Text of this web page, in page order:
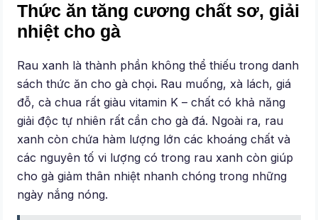
Thức ăn tăng cương chất sơ, giải
nhiệt cho gà
Rau xanh là thành phần không thể thiếu trong danh
sách thức ăn cho gà chọi. Rau muống, xà lách, giá
đỗ, cà chua rất giàu vitamin K – chất có khả năng
giải độc tự nhiên rất cần cho gà đá. Ngoài ra, rau
xanh còn chứa hàm lượng lớn các khoáng chất và
các nguyên tố vi lượng có trong rau xanh còn giúp
cho gà giảm thân nhiệt nhanh chóng trong những
ngày nắng nóng.